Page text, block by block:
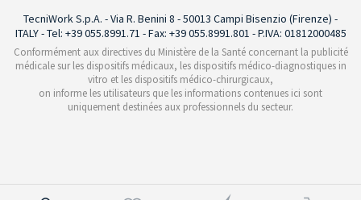
TecniWork S.p.A. - Via R. Benini 8 - 50013 Campi Bisenzio (Firenze) -
ITALY - Tel: +39 055.8991.71 - Fax: +39 055.8991.801 - P.IVA: 01812000485
Conformément aux directives du Ministère de la Santé concernant la publicité
médicale sur les dispositifs médicaux, les dispositifs médico-diagnostiques in
vitro et les dispositifs médico-chirurgicaux,
on informe les utilisateurs que les informations contenues ici sont
uniquement destinées aux professionnels du secteur.